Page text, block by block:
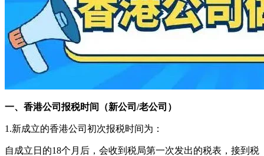
一、 香港公司报税时间（新公司 /老公司）
1.新成立的香港公司初次报税时间为：
自成立日的18个月后，会收到税局第一次发出的税表，接到税